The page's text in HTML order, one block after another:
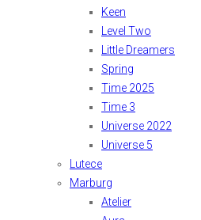
Keen
Level Two
Little Dreamers
Spring
Time 2025
Time 3
Universe 2022
Universe 5
Lutece
Marburg
Atelier